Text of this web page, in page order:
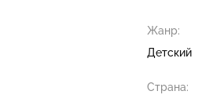
Жанр:
Детский
Страна: